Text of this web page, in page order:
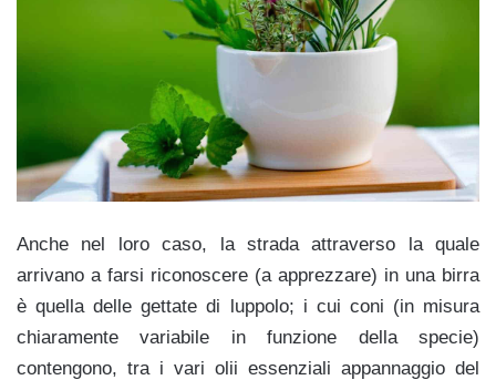
Anche nel loro caso, la strada attraverso la quale
arrivano a farsi riconoscere (a apprezzare) in una birra
è quella delle gettate di luppolo; i cui coni (in misura
chiaramente variabile in funzione della specie)
contengono, tra i vari olii essenziali appannaggio del